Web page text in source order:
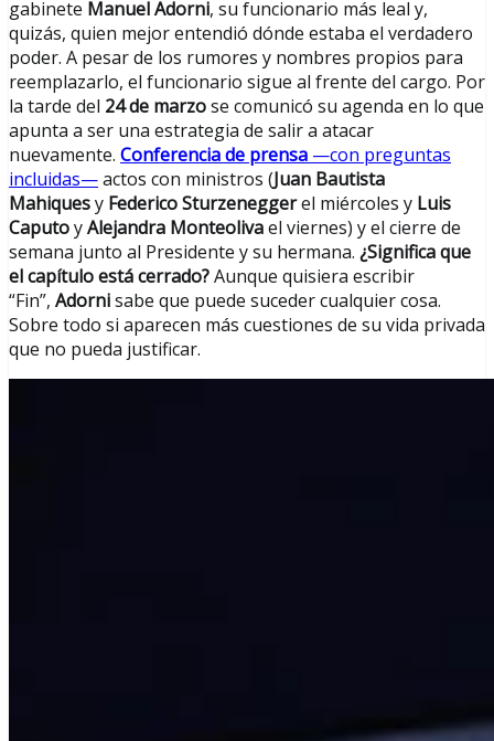
gabinete Manuel Adorni, su funcionario más leal y,
quizás, quien mejor entendió dónde estaba el verdadero
poder. A pesar de los rumores y nombres propios para
reemplazarlo, el funcionario sigue al frente del cargo. Por
la tarde del 24 de marzose comunicó su agenda en lo que
apunta a ser una estrategia de salir a atacar
nuevamente. Conferencia de prensa —con preguntas
incluidas—actos con ministros (Juan Bautista
Mahiquesy Federico Sturzeneggerel miércoles y Luis
CaputoyAlejandra Monteolivael viernes) y el cierre de
semana junto al Presidente y su hermana. ¿Significa que
el capítulo está cerrado?Aunque quisiera escribir
“Fin”, Adornisabe que puede suceder cualquier cosa.
Sobre todo si aparecen más cuestiones de su vida privada
que no pueda justificar.